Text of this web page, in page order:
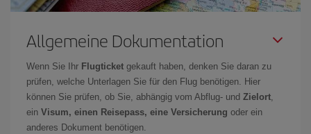
Allgemeine Dokumentation
Wenn Sie Ihr Flugticket gekauft haben, denken Sie daran zu
prüfen, welche Unterlagen Sie für den Flug benötigen. Hier
können Sie prüfen, ob Sie, abhängig vom Abflug- und Zielort,
ein Visum, einen Reisepass, eine Versicherung oder ein
anderes Dokument benötigen.